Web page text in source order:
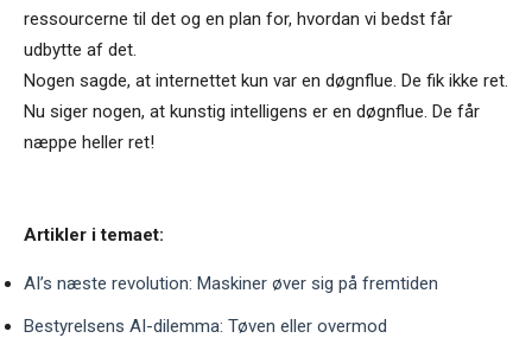
ressourcerne til det og en plan for, hvordan vi bedst får
udbytte af det.
Nogen sagde, at internettet kun var en døgnflue. De fik ikke ret.
Nu siger nogen, at kunstig intelligens er en døgnflue. De får
næppe heller ret!
Artikler i temaet:
AI’s næste revolution: Maskiner øver sig på fremtiden
Bestyrelsens AI-dilemma: Tøven eller overmod